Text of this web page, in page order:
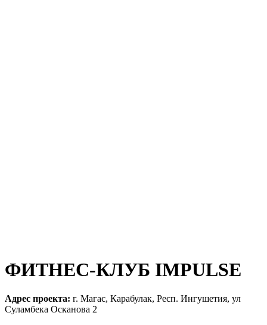
ФИТНЕС-КЛУБ IMPULSE
Адрес проекта: г. Магас, Карабулак, Респ. Ингушетия, ул
Суламбека Осканова 2